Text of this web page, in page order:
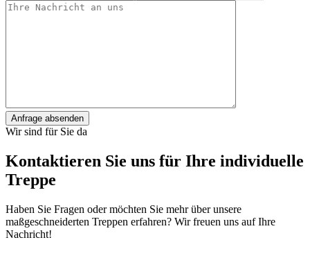
Anfrage absenden
Wir sind für Sie da
Kontaktieren Sie uns für Ihre individuelle
Treppe
Haben Sie Fragen oder möchten Sie mehr über unsere
maßgeschneiderten Treppen erfahren? Wir freuen uns auf Ihre
Nachricht!